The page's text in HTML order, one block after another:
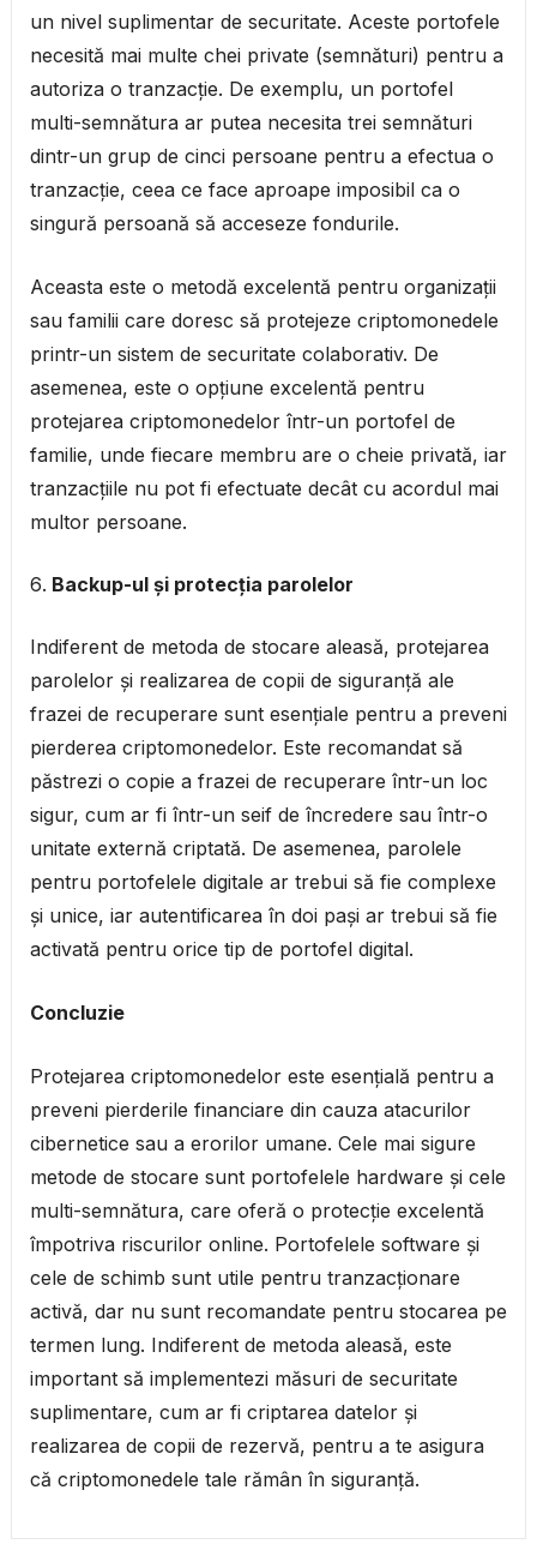
un nivel suplimentar de securitate. Aceste portofele
necesită mai multe chei private (semnături) pentru a
autoriza o tranzacție. De exemplu, un portofel
multi-semnătura ar putea necesita trei semnături
dintr-un grup de cinci persoane pentru a efectua o
tranzacție, ceea ce face aproape imposibil ca o
singură persoană să acceseze fondurile.
Aceasta este o metodă excelentă pentru organizații
sau familii care doresc să protejeze criptomonedele
printr-un sistem de securitate colaborativ. De
asemenea, este o opțiune excelentă pentru
protejarea criptomonedelor într-un portofel de
familie, unde fiecare membru are o cheie privată, iar
tranzacțiile nu pot fi efectuate decât cu acordul mai
multor persoane.
Backup-ul și protecția parolelor
Indiferent de metoda de stocare aleasă, protejarea
parolelor și realizarea de copii de siguranță ale
frazei de recuperare sunt esențiale pentru a preveni
pierderea criptomonedelor. Este recomandat să
păstrezi o copie a frazei de recuperare într-un loc
sigur, cum ar fi într-un seif de încredere sau într-o
unitate externă criptată. De asemenea, parolele
pentru portofelele digitale ar trebui să fie complexe
și unice, iar autentificarea în doi pași ar trebui să fie
activată pentru orice tip de portofel digital.
Concluzie
Protejarea criptomonedelor este esențială pentru a
preveni pierderile financiare din cauza atacurilor
cibernetice sau a erorilor umane. Cele mai sigure
metode de stocare sunt portofelele hardware și cele
multi-semnătura, care oferă o protecție excelentă
împotriva riscurilor online. Portofelele software și
cele de schimb sunt utile pentru tranzacționare
activă, dar nu sunt recomandate pentru stocarea pe
termen lung. Indiferent de metoda aleasă, este
important să implementezi măsuri de securitate
suplimentare, cum ar fi criptarea datelor și
realizarea de copii de rezervă, pentru a te asigura
că criptomonedele tale rămân în siguranță.